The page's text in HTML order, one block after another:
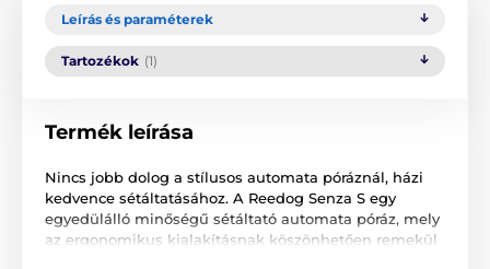
Leírás és paraméterek
Tartozékok (1)
Termék leírása
Nincs jobb dolog a stílusos automata póráznál, házi
kedvence sétáltatásához. A Reedog Senza S egy
egyedülálló minőségű sétáltató automata póráz, mely
az ergonomikus kialakításnak köszönhetően remekül